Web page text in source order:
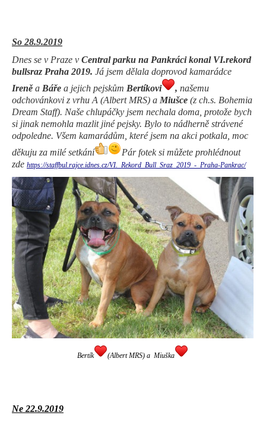
So 28.9.2019
Dnes se v Praze v Central parku na Pankráci konal VI.rekord
bullsraz Praha 2019. Já jsem dělala doprovod kamarádce
Ireněa Báře a jejich pejskům Bertíkovi , našemu
odchovánkovi z vrhu A (Albert MRS) a Miušce (z ch.s. Bohemia
Dream Staff). Naše chlupáčky jsem nechala doma, protože bych
si jinak nemohla mazlit jiné pejsky. Bylo to nádherně strávené
odpoledne. Všem kamarádům, které jsem na akci potkala, moc
děkuju za milé setkání
Pár fotek si můžete prohlédnout
zde https://staffbul.rajce.idnes.cz/VI._Rekord_Bull_Sraz_2019_-_Praha-Pankrac/
Bertík (Albert MRS) a Miuška
Ne 22.9.2019